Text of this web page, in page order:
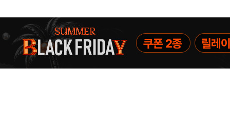
주말특가 20%(8.7~8.9)/5만원 이
[썸머블프] 1만원 할인 쿠폰(8.1~31)